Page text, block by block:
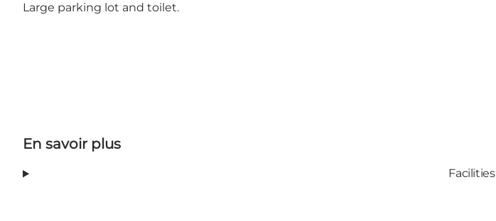
Large parking lot and toilet.
En savoir plus
Facilities